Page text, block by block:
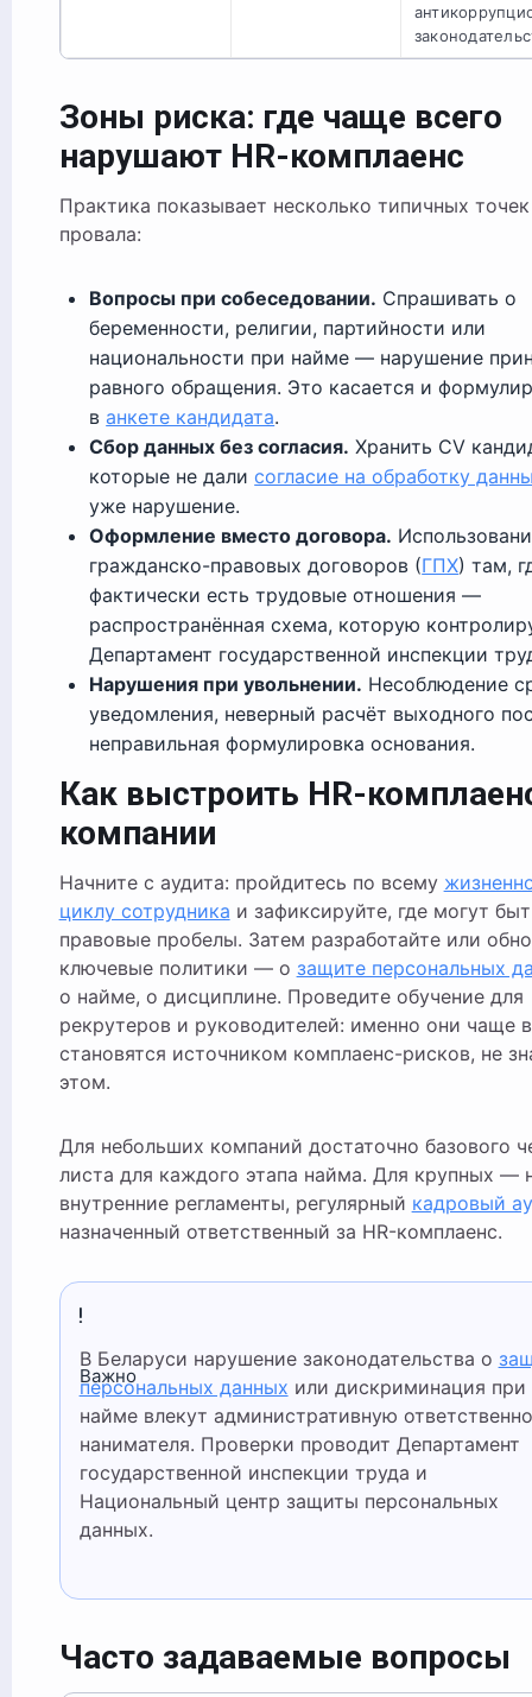
Зоны риска: где чаще всего
нарушают HR-комплаенс
Практика показывает несколько типичных точек
провала:
Вопросы при собеседовании. Спрашивать о
беременности, религии, партийности или
национальности при найме — нарушение
равного обращения. Это касается и
ванкете кандидата.
Сбор данных без согласия. Хранить CV
которые не далисогласие на обработку
уже нарушение.
Оформление вместо договора.
гражданско-правовых договоров (ГПХ) там,
фактически есть трудовые отношения —
распространённая схема, которую
Департамент государственной инспекции
Нарушения при увольнении. Несоблюдение
уведомления, неверный расчёт выходного
неправильная формулировка основания.
Как выстроить HR-
компании
Начните с аудита: пройдитесь по всему
циклу сотрудника и зафиксируйте, где могут
правовые пробелы. Затем разработайте или
ключевые политики — о защите персональных
о найме, о дисциплине. Проведите обучение для
рекрутеров и руководителей: именно они чаще
становятся источником комплаенс-рисков, не
этом.
Для небольших компаний достаточно базового
листа для каждого этапа найма. Для крупных —
внутренние регламенты, регулярный кадровый
назначенный ответственный за HR-комплаенс.
Важно
В Беларуси нарушение законодательства о
персональных данных или дискриминация при
найме влекут административную
нанимателя. Проверки проводит Департамент
государственной инспекции труда и
Национальный центр защиты персональных
данных.
Часто задаваемые вопросы